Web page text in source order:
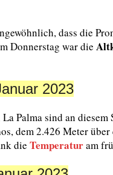
dass die
Donnerstag war die
2023
Palma sind an
dem 2.426 Meter
die Temperaturam